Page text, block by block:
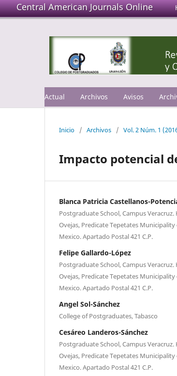
Central American Journals Online
Actual Archivos Avisos
Inicio / Archivos / Vol. 2 Núm. 1
Impacto potencial
Blanca Patricia Castellanos-
Postgraduate School, Campus Veracruz.
Ovejas, Predicate Tepetates Municipality
Mexico. Apartado Postal 421 C.P.
Felipe Gallardo-López
Postgraduate School, Campus Veracruz.
Ovejas, Predicate Tepetates Municipality
Mexico. Apartado Postal 421 C.P.
Angel Sol-Sánchez
College of Postgraduates, Tabasco
Cesáreo Landeros-Sánchez
Postgraduate School, Campus Veracruz.
Ovejas, Predicate Tepetates Municipality
Mexico. Apartado Postal 421 C.P.